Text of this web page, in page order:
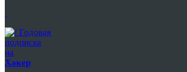
Годовая
подписка
на
Хакер